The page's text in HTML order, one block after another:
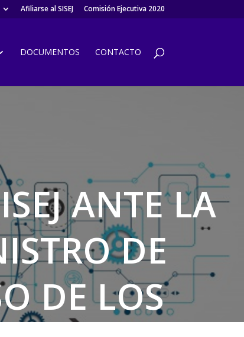
Afiliarse al SISEJ Comisión Ejecutiva 2020
DOCUMENTOS CONTACTO
ANTE LA
DE
DE LOS